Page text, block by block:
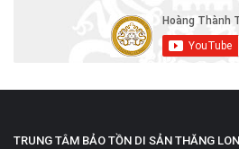
TRUNG TÂM BẢO TỒN DI SẢN THĂNG